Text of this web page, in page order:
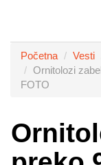
Početna Vesti
Ornitolozi
FOTO